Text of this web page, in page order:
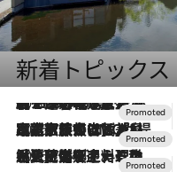
新着トピック
2026.8.7
【トンボの足水浴】ヒノキの香りに包まれて涼感マックス！約13℃の湧水かけ流しを避暑地「星野温泉 トンボの湯」で体験
2026.7.31
【ホテル帰省】という選択肢をOMOが提案。家族とほどよい距離を保つには「昼は実家、夜は気兼ねなくホテルで！」
2026.7.24
【夏限定ディナーコース】旬を迎える稚鮎や花ズッキーニなどをイタリア・トスカーナの郷土料理の手法で満喫！